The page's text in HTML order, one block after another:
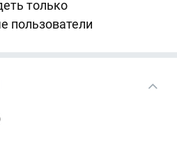
только
пользователи